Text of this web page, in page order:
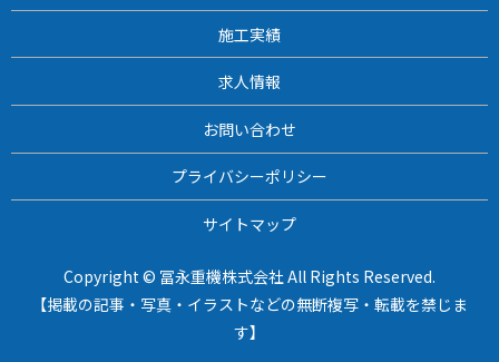
施工実績
求人情報
お問い合わせ
プライバシーポリシー
サイトマップ
Copyright © 冨永重機株式会社 All Rights Reserved.
【掲載の記事・写真・イラストなどの無断複写・転載を禁じま
す】